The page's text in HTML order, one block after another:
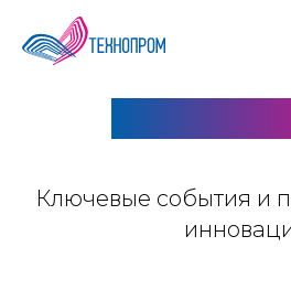
Ключевые события и